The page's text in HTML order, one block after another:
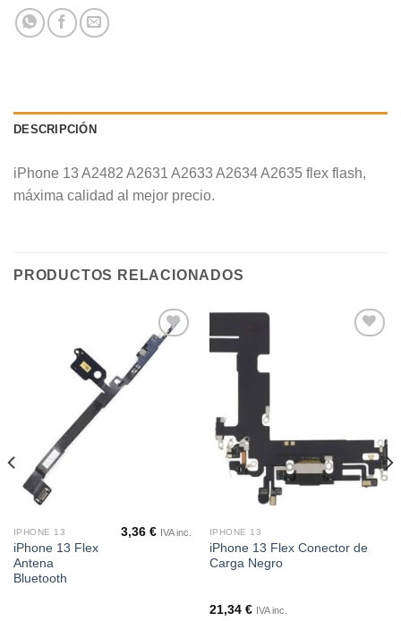
DESCRIPCIÓN
iPhone 13 A2482 A2631 A2633 A2634 A2635 flex flash,
máxima calidad al mejor precio.
PRODUCTOS RELACIONADOS
Añadir
IPHONE 13
iPhone 13 Flex
Antena
Bluetooth
3,36€ IVA inc. IPHONE 13
iPhone 13 Flex Conector de
Carga Negro
21,34 € IVA inc.